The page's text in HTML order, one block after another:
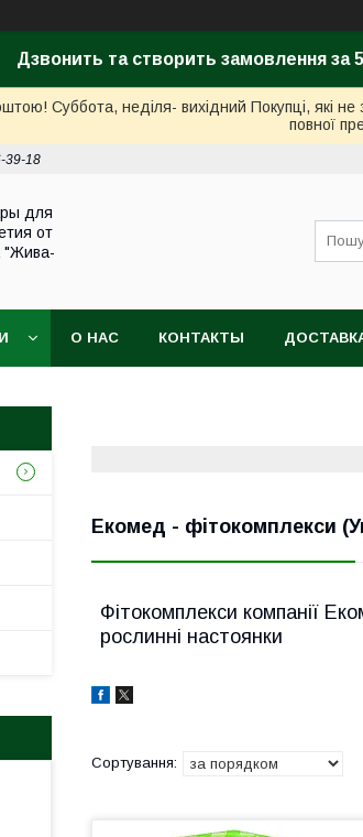
Дзвонить та створить замовлення за
Суббота, неділя- вихідний Покупці, які
повної
39-18
для
от
"Жива-
О НАС КОНТАКТЫ
Екомед - фітокомплекси
Фітокомплекси компанії
рослинні настоянки